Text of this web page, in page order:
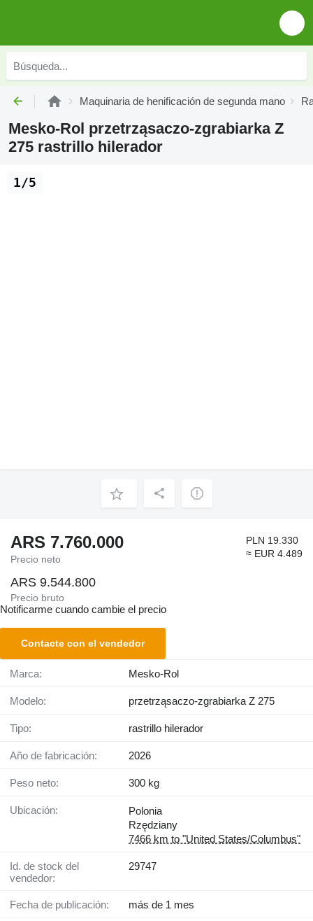
Maquinaria de henificación de segunda mano
Mesko-Rol przetrząsaczo-zgrabiarka Z
275 rastrillo hilerador
1/5
ARS 7.760.000
Precio neto
PLN 19.330
≈ EUR 4.489
ARS 9.544.800
Precio bruto
Notificarme cuando cambie el precio
Contacte con el vendedor
Marca: Mesko-Rol
Modelo: przetrząsaczo-zgrabiarka Z 275
Tipo: rastrillo hilerador
Año de fabricación: 2026
Peso neto: 300 kg
Ubicación:
Polonia
Rzędziany
7466 km to "United States/Columbus"
Id. de stock del
vendedor:
29747
Fecha de publicación: más de 1 mes